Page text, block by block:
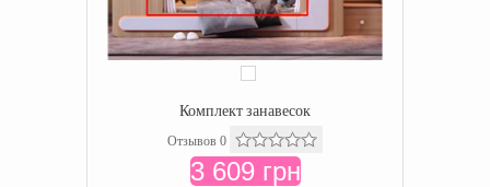
Комплект занавесок
Отзывов 0
3 609 грн